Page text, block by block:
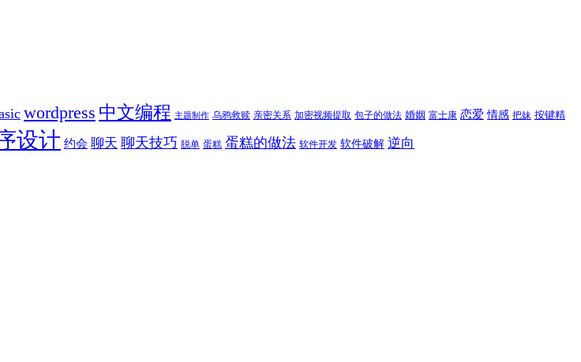
wordpress 中文编程 主题制作 乌鸦救赎 亲密关系 加密视频提取 包子的做法 婚姻 富士康 恋爱 情感 把妹 按键精
设计 约会 聊天 聊天技巧 脱单 蛋糕 蛋糕的做法 软件开发 软件破解 逆向